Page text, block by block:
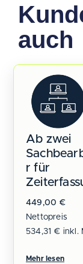
auch
Ab zwei
r für
449,00 €
Nettopreis
534,31 € inkl.
Mehr lesen